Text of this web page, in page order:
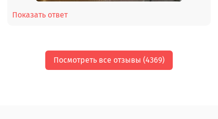
Показать ответ
Посмотреть все отзывы (4369)